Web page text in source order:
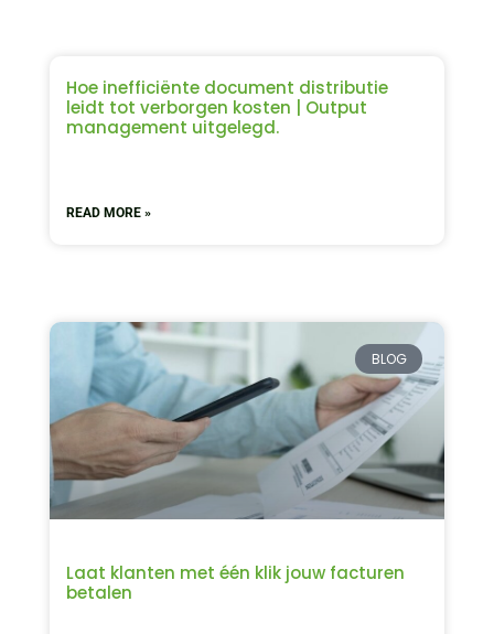
Hoe inefficiënte document distributie
leidt tot verborgen kosten | Output
management uitgelegd.
READ MORE »
BLOG
Laat klanten met één klik jouw facturen
betalen